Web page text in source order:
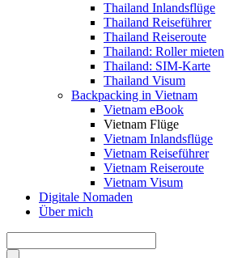
Thailand Inlandsflüge
Thailand Reiseführer
Thailand Reiseroute
Thailand: Roller mieten
Thailand: SIM-Karte
Thailand Visum
Backpacking in Vietnam
Vietnam eBook
Vietnam Flüge
Vietnam Inlandsflüge
Vietnam Reiseführer
Vietnam Reiseroute
Vietnam Visum
Digitale Nomaden
Über mich